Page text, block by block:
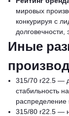
мировых
конкурируя с
долговечности,
Иные
315/70 r22.5 —
стабильность
распределение
315/80 r22.5 —